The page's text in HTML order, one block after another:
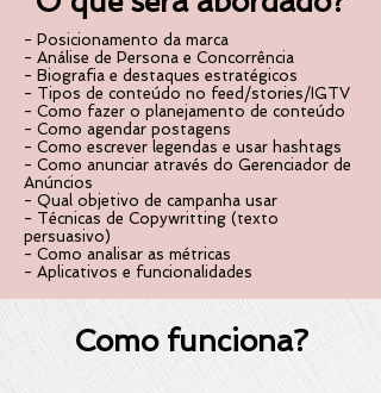
- Posicionamento da marca
- Análise de Persona e Concorrência
- Biografia e destaques estratégicos
- Tipos de conteúdo no feed/stories/IGTV
- Como fazer o planejamento de conteúdo
- Como agendar postagens
- Como escrever legendas e usar hashtags
- Como anunciar através do Gerenciador de
Anúncios
- Qual objetivo de campanha usar
- Técnicas de Copywritting (texto
persuasivo)
- Como analisar as métricas
- Aplicativos e funcionalidades
Como funciona?